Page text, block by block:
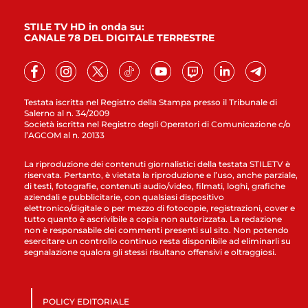
Testata iscritta nel Registro della Stampa presso il Tribunale di
Salerno al n. 34/2009
Società iscritta nel Registro degli Operatori di Comunicazione c/o
l’AGCOM al n. 20133
STILE TV HD in onda su:
CANALE 78 DEL DIGITALE TERRESTRE
La riproduzione dei contenuti giornalistici della testata STILETV è
riservata. Pertanto, è vietata la riproduzione e l’uso, anche parziale,
di testi, fotografie, contenuti audio/video, filmati, loghi, grafiche
aziendali e pubblicitarie, con qualsiasi dispositivo
elettronico/digitale o per mezzo di fotocopie, registrazioni, cover e
tutto quanto è ascrivibile a copia non autorizzata. La redazione
non è responsabile dei commenti presenti sul sito. Non potendo
esercitare un controllo continuo resta disponibile ad eliminarli su
segnalazione qualora gli stessi risultano offensivi e oltraggiosi.
POLICY EDITORIALE